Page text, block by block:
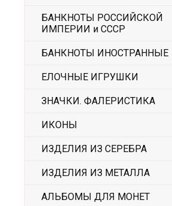
БАНКНОТЫ РОССИЙСКОЙ
ИМПЕРИИ и СССР
БАНКНОТЫ ИНОСТРАННЫЕ
ЕЛОЧНЫЕ ИГРУШКИ
ЗНАЧКИ. ФАЛЕРИСТИКА
ИКОНЫ
ИЗДЕЛИЯ ИЗ СЕРЕБРА
ИЗДЕЛИЯ ИЗ МЕТАЛЛА
АЛЬБОМЫ ДЛЯ МОНЕТ